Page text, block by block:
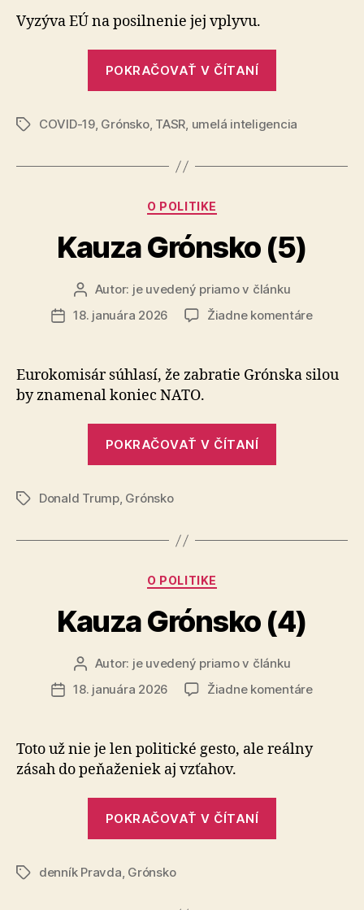
Vyzýva EÚ na posilnenie jej vplyvu.
POKRAČOVAŤ V ČÍTANÍ
napätím
USA“
ZnačkyCOVID-19, Grónsko, TASR, umelá inteligencia
Kategórie
O POLITIKE
Kauza Grónsko (5)
Autor
článku
Autor: je uvedený priamo v článku
Dátum
18. januára 2026 Žiadne komentárena
(5)
Eurokomisár súhlasí, že zabratie Grónska silou
by zna­me­nal koniec NATO.
POKRAČOVAŤ V ČÍTANÍ
ZnačkyDonald Trump, Grónsko
Kategórie
O POLITIKE
Kauza Grónsko (4)
Autor
článku
Autor: je uvedený priamo v článku
Dátum
18. januára 2026 Žiadne komentárena
Toto už nie je len politické gesto, ale reálny
zásah do pe­ňa­že­niek aj vzťahov.
POKRAČOVAŤ V ČÍTANÍ
Značkydenník Pravda, Grónsko